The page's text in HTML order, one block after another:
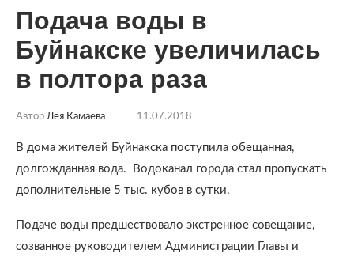
Подача воды в
Буйнакске увеличилась
в полтора раза
Автор Лея Камаева 11.07.2018
В дома жителей Буйнакска поступила обещанная,
долгожданная вода. Водоканал города стал пропускать
дополнительные 5 тыс. кубов в сутки.
Подаче воды предшествовало экстренное совещание,
созванное руководителем Администрации Главы и